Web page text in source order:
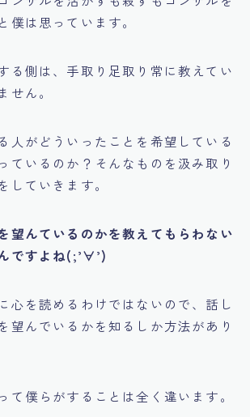
と僕は思っています。
る側は、手取り足取り常に教えてい
せん。
人がどういったことを希望している
ているのか？そんなものを汲み取り
していきます。
望んているのかを教えてもらわない
ですよね(;’∀’)
心を読めるわけではないので、話し
望んでいるかを知るしか方法があり
て僕らがすることは全く違います。